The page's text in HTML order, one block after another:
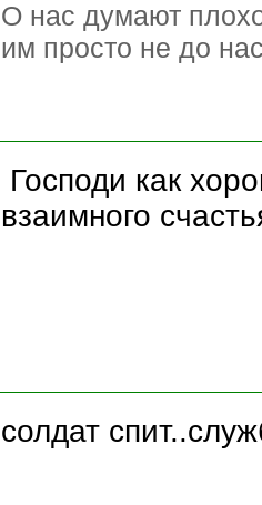
О нас думают
им просто не до
Господи как
взаимного
солдат